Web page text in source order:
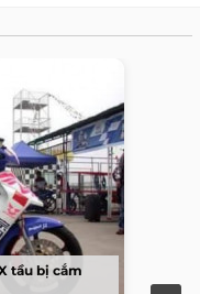
tầu bị cắm